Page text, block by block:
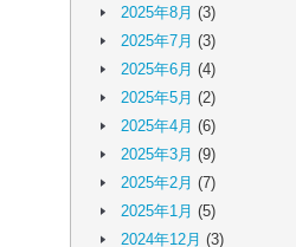
2025年8月 (3)
2025年7月 (3)
2025年6月 (4)
2025年5月 (2)
2025年4月 (6)
2025年3月 (9)
2025年2月 (7)
2025年1月 (5)
2024年12月 (3)